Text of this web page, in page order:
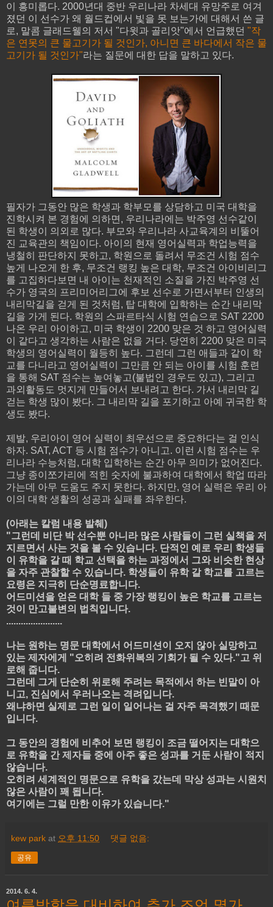
이 흥미롭다. 2000년대 중반 우리나라 차세대 유망주로 여겨
졌던 이 선수가 왜 월드컵에서 빛을 못 보는가에 대해서 쓴 글
로, 말콤 글래드웰의 저서 "다윗과 골리앗"에서 언급했던 "작
은 연못의 큰 물고기가 될 것인가, 아니면 큰 바다에서 작은 물
고기가 될 것인가"라는 질문에 대한 답을 말하고 있다.
필자가 그동안 많은 학생과 학부모를 상담하고 미국 대학을
진학시켜 본 경험에 의하면, 우리나라에는 박주영 선수같이
된 학생이 의외로 많다. 부모와 우리나라 사교육계의 비뚤어
진 교육관의 책임이다. 아이의 현재 영어실력과 학업능력을
냉철히 판단하지 못하고, 학원으로 돌려서 무조건 시험 점수
높게 나오게 한 후, 무조건 랭킹 높은 대학, 무조건 아이비리그
를 고집하다보면 내 아이는 천재적인 소질을 가진 박주영 선
수가 영국의 프리미어리그에 후보 선수로 가면서부터 인생의
내리막길을 걷게 된 것처럼, 탑 대학에 입학하는 순간 내리막
길을 가게 된다. 학원의 스파르타식 시험 연습으로 SAT 2200
나온 우리 아이하고, 미국 학생이 2200 맞은 것 하고 영어실력
이 같다고 생각하는 사람은 없을 거다. 당연히 2200 맞은 미국
학생의 영어실력이 월등히 높다. 그런데 그런 애들과 같이 학
교를 다니라고 영어실력이 그만큼 안 되는 아이를 시험 훈련
을 통해 SAT 점수는 높여놓고(불법인 경우도 있고), 그리고
과외활동도 멋지게 만들어서 보내려고 한다. 가서 내리막 길
걷는 학생 많이 봤다. 그 내리막 길을 포기하고 아예 귀국한 학
생도 봤다.
제발, 우리아이 영어 실력이 최우선으로 중요하다는 걸 인식
하자. SAT, ACT 등 시험 점수가 아니고. 이런 시험 점수는 우
리나라 수능처럼, 대학 입학하는 순간 아무 의미가 없어진다.
그냥 종이쪼가리에 적힌 숫자에 불과하여 대학에서 학업 따라
가는데 아무 도움도 주지 못한다. 하지만, 영어 실력은 우리 아
이의 대학 생활의 성공과 실패를 좌우한다.
(아래는 칼럼 내용 발췌)
"그런데 비단 박 선수뿐 아니라 많은 사람들이 그런 실책을 저
지르면서 사는 것을 볼 수 있습니다. 단적인 예로 우리 학생들
이 유학을 갈 때 학교 선택을 하는 과정에서 그와 비슷한 현상
을 자주 관찰할 수 있습니다. 학생들이 유학 갈 학교를 고르는
요령은 지극히 단순명료합니다.
어드미션을 얻은 대학 들 중 가장 랭킹이 높은 학교를 고르는
것이 만고불변의 법칙입니다.
.......................
나는 원하는 명문 대학에서 어드미션이 오지 않아 실망하고
있는 제자에게 "오히려 전화위복의 기회가 될 수 있다."고 위
로해 줍니다.
그런데 그게 단순히 위로해 주려는 목적에서 하는 빈말이 아
니고, 진심에서 우러나오는 격려입니다.
왜냐하면 실제로 그런 일이 일어나는 걸 자주 목격했기 때문
입니다.
그 동안의 경험에 비추어 보면 랭킹이 조금 떨어지는 대학으
로 유학을 간 제자들 중에 아주 좋은 성과를 거둔 사람이 적지
않습니다.
오히려 세계적인 명문으로 유학을 갔는데 막상 성과는 시원치
않은 사람이 꽤 됩니다.
여기에는 그럴 만한 이유가 있습니다."
kew park at 오후 11:50 댓글 없음:
공유
2014. 6. 4.